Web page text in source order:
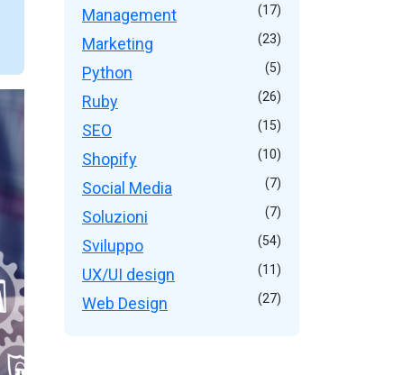
Management (17)
Marketing (23)
Python (5)
Ruby (26)
SEO (15)
Shopify (10)
Social Media (7)
Soluzioni (7)
Sviluppo (54)
UX/UI design (11)
Web Design (27)